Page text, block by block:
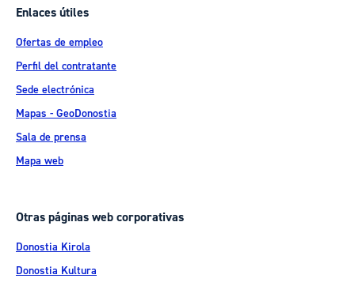
Enlaces útiles
Ofertas de empleo
Perfil del contratante
Sede electrónica
Mapas - GeoDonostia
Sala de prensa
Mapa web
Otras páginas web corporativas
Donostia Kirola
Donostia Kultura